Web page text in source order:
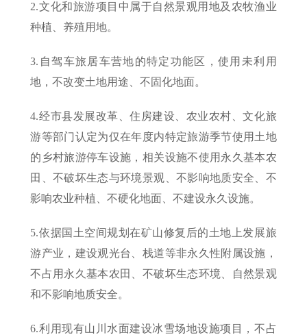
2.文化和旅游项目中属于自然景观用地及农牧渔业
种植、养殖用地。
3.自驾车旅居车营地的特定功能区，使用未利用
地，不改变土地用途、不固化地面。
4.经市县发展改革、住房建设、农业农村、文化旅
游等部门认定为仅在年度内特定旅游季节使用土地
的乡村旅游停车设施，相关设施不使用永久基本农
田、不破坏生态与环境景观、不影响地质安全、不
影响农业种植、不硬化地面、不建设永久设施。
5.依据国土空间规划在矿山修复后的土地上发展旅
游产业，建设观光台、栈道等非永久性附属设施，
不占用永久基本农田、不破坏生态环境、自然景观
和不影响地质安全。
6.利用现有山川水面建设冰雪场地设施项目，不占